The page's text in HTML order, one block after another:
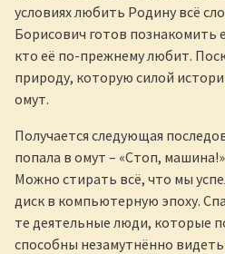
условиях любить Родину всё
Борисович готов познакомить
кто её по-прежнему любит.
природу, которую силой
омут.
Получается следующая
попала в омут – «Стоп,
Можно стирать всё, что мы
диск в компьютерную эпоху.
те деятельные люди, которые
способны незамутнённо